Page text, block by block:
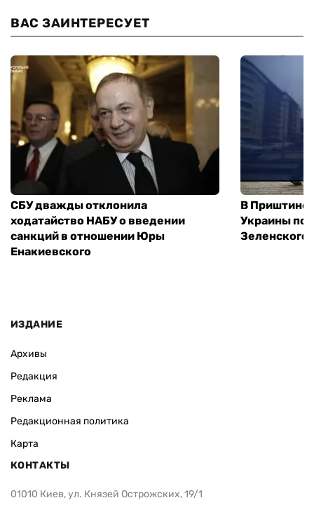
ВАС ЗАИНТЕРЕСУЕТ
СБУ дважды отклонила
ходатайство НАБУ о введении
санкций в отношении Юры
Енакиевского
В Приштине
Украины
Зеленского
ИЗДАНИЕ
Архивы
Редакция
Реклама
Редакционная политика
Карта
КОНТАКТЫ
01010 Киев, ул. Князей Острожских, 19/1